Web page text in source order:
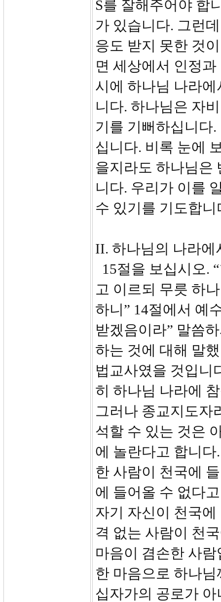
S를 잘해주어야 합
가 있습니다. 그런
응도 받지 못한 것
면 세상에서 인정
시에 하나님 나라
니다. 하나님은 자
기를 기뻐하십니다
십니다. 비록 눈에
을지라도 하나님은
니다. 우리가 이를
수 있기를 기도합니
II. 하나님의 나라에
15절을 보십시오.
고 이르되 무릇 하
하니” 14절에서 예
받겠음이라” 말씀
하는 것에 대해 말
법교사였을 것입니
히 하나님 나라에
그러나 종교지도자
석할 수 있는 것은
에 놀란다고 합니
한 사람이 천국에
에 들어올 수 없다
자기 자신이 천국
격 없는 사람이 천
마음이 겸손한 사
한 마음으로 하나
십자가의 공로가